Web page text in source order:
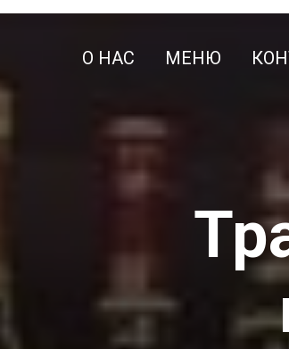
О НАС МЕНЮ